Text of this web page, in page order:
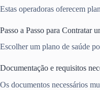
Estas operadoras oferecem
Passo a Passo para Contratar
Escolher um plano de saúde
Documentação e requisitos
Os documentos necessários